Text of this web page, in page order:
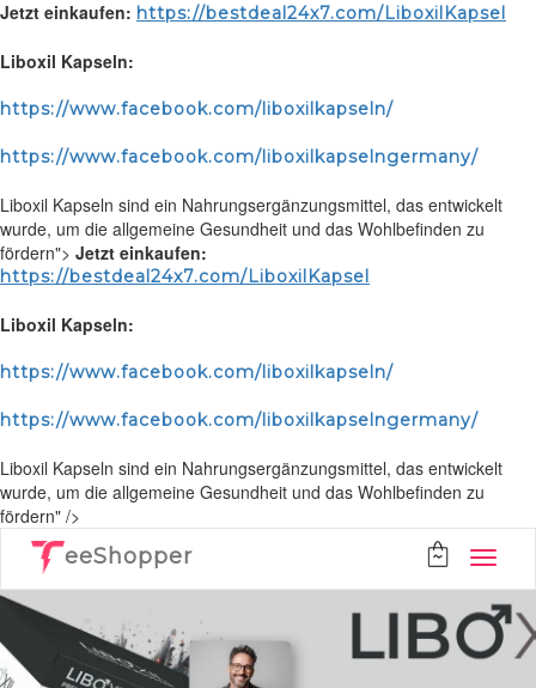
Jetzt einkaufen: https://bestdeal24x7.com/LiboxilKapsel
Liboxil Kapseln:
https://www.facebook.com/liboxilkapseln/
https://www.facebook.com/liboxilkapselngermany/
Liboxil Kapseln sind ein Nahrungsergänzungsmittel, das entwickelt
wurde, um die allgemeine Gesundheit und das Wohlbefinden zu
fördern"> Jetzt einkaufen:
https://bestdeal24x7.com/LiboxilKapsel
Liboxil Kapseln:
https://www.facebook.com/liboxilkapseln/
https://www.facebook.com/liboxilkapselngermany/
Liboxil Kapseln sind ein Nahrungsergänzungsmittel, das entwickelt
wurde, um die allgemeine Gesundheit und das Wohlbefinden zu
fördern" />
eeShopper